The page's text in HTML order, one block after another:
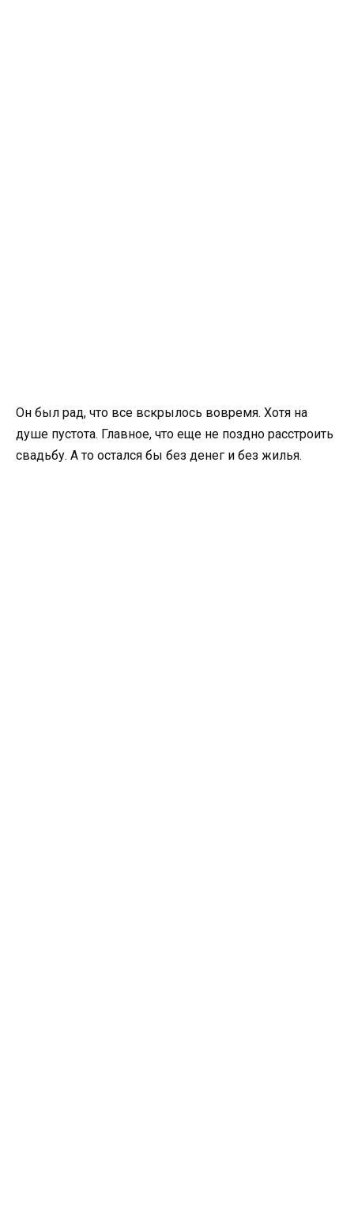
Он был рад, что все вскрылось вовремя. Хотя на
душе пустота. Главное, что еще не поздно расстроить
свадьбу. А то остался бы без денег и без жилья.